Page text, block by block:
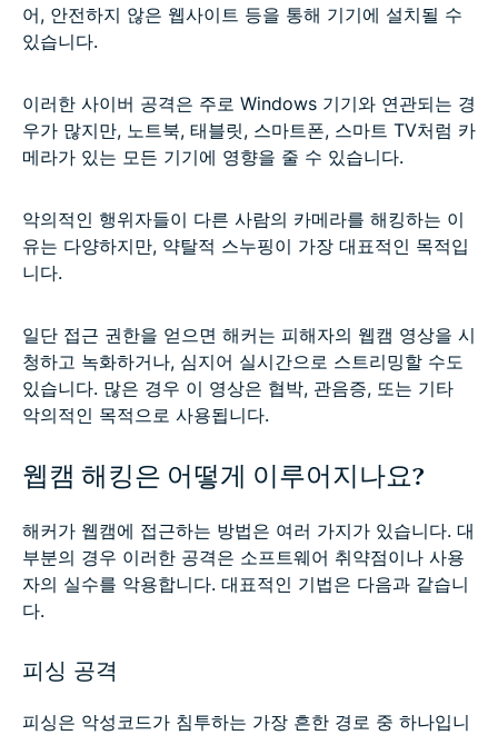
어, 안전하지 않은 웹사이트 등을 통해 기기에 설치될 수
있습니다.
이러한 사이버 공격은 주로 Windows 기기와 연관되는 경
우가 많지만, 노트북, 태블릿, 스마트폰, 스마트 TV처럼 카
메라가 있는 모든 기기에 영향을 줄 수 있습니다.
악의적인 행위자들이 다른 사람의 카메라를 해킹하는 이
유는 다양하지만, 약탈적 스누핑이 가장 대표적인 목적입
니다.
일단 접근 권한을 얻으면 해커는 피해자의 웹캠 영상을 시
청하고 녹화하거나, 심지어 실시간으로 스트리밍할 수도
있습니다. 많은 경우 이 영상은 협박, 관음증, 또는 기타
악의적인 목적으로 사용됩니다.
웹캠 해킹은 어떻게 이루어지나요?
해커가 웹캠에 접근하는 방법은 여러 가지가 있습니다. 대
부분의 경우 이러한 공격은 소프트웨어 취약점이나 사용
자의 실수를 악용합니다. 대표적인 기법은 다음과 같습니
다.
피싱 공격
피싱은 악성코드가 침투하는 가장 흔한 경로 중 하나입니